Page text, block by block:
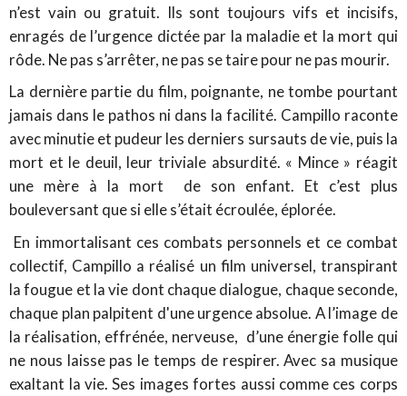
n’est vain ou gratuit. Ils sont toujours vifs et incisifs,
enragés de l’urgence dictée par la maladie et la mort qui
rôde. Ne pas s’arrêter, ne pas se taire pour ne pas mourir.
La dernière partie du film, poignante, ne tombe pourtant
jamais dans le pathos ni dans la facilité. Campillo raconte
avec minutie et pudeur les derniers sursauts de vie, puis la
mort et le deuil, leur triviale absurdité. « Mince » réagit
une mère à la mort de son enfant. Et c’est plus
bouleversant que si elle s’était écroulée, éplorée.
En immortalisant ces combats personnels et ce combat
collectif, Campillo a réalisé un film universel, transpirant
la fougue et la vie dont chaque dialogue, chaque seconde,
chaque plan palpitent d'une urgence absolue. A l’image de
la réalisation, effrénée, nerveuse, d’une énergie folle qui
ne nous laisse pas le temps de respirer. Avec sa musique
exaltant la vie. Ses images fortes aussi comme ces corps